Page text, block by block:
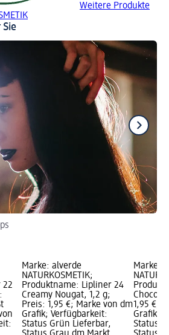
Weitere Produkte
22
Marke: alverde
NATURKOSMETIK;
Produktname: Lipliner 24
Creamy Nougat, 1,2 g;
Preis: 1,95 €; Marke von dm
Grafik; Verfügbarkeit:
Status Grün Lieferbar,
Marke:
1,95 €;
Grafik;
Status